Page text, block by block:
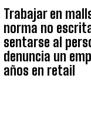
Trabajar en
norma no
sentarse al
denuncia un
años en retail